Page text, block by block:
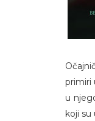
primiri
u
koji su